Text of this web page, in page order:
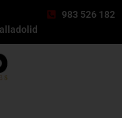
983 526 182